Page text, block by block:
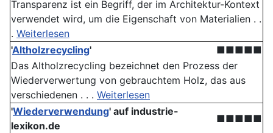
Transparenz ist ein Begriff, der im Architektur-Kontext
verwendet wird, um die Eigenschaft von Materialien . .
. Weiterlesen
'Altholzrecycling'
■■■■■
Das Altholzrecycling bezeichnet den Prozess der
Wiederverwertung von gebrauchtem Holz, das aus
verschiedenen . . . Weiterlesen
'Wiederverwendung' auf industrie-
lexikon.de
■■■■■